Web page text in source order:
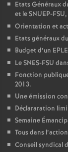
Etats Généraux
et le SNUEP-
Orientation et
Etats généraux
Budget d’un
Le SNES-FSU
Fonction
2013.
Une émission
Déclararation
Semaine
Tous dans l’action
Conseil syndical